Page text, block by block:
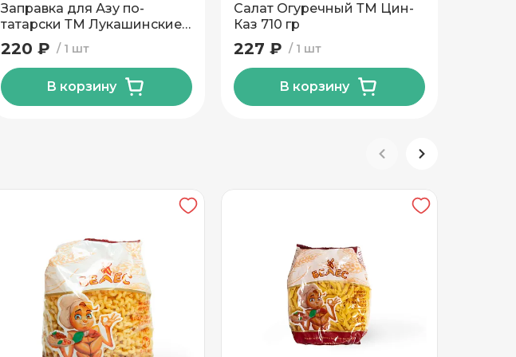
Заправка для Азу по-
татарски ТМ Лукашинские
460 гр
1 шт
220 ₽
В корзину
Салат Огуречный ТМ Цин-
Каз 710 гр
1 шт
227 ₽
В корзину